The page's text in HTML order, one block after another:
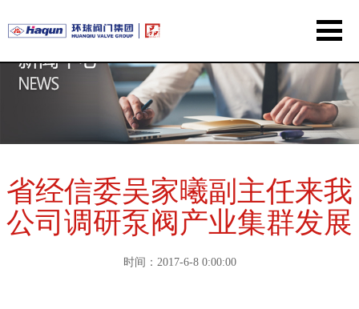
省经信委吴家曦副主任来我
公司调研泵阀产业集群发展
时间：2017-6-8 0:00:00